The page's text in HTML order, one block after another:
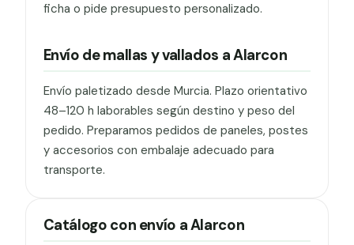
ficha o pide presupuesto personalizado.
Envío de mallas y vallados a Alarcon
Envío paletizado desde Murcia. Plazo orientativo
48–120 h laborables según destino y peso del
pedido. Preparamos pedidos de paneles, postes
y accesorios con embalaje adecuado para
transporte.
Catálogo con envío a Alarcon